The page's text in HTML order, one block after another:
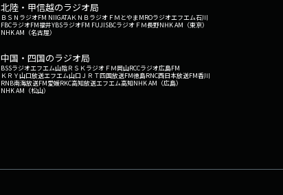
北陸・甲信越のラジオ局
ＢＳＮラジオFM NIIGATAＫＮＢラジオ ＦＭとやまMROラジオエフエム石川
FBCラジオFM福井YBSラジオFM FUJISBCラジオ ＦＭ長野NHK AM（東京）
NHK AM（名古屋）
中国・四国のラジオ局
BSSラジオエフエム山陰ＲＳＫラジオ ＦＭ岡山RCCラジオ広島FM
ＫＲＹ山口放送エフエム山口 ＪＲＴ四国放送FM徳島RNC西日本放送FM香川
RNB南海放送FM愛媛RKC高知放送エフエム高知NHK AM（広島）
NHK AM（松山）